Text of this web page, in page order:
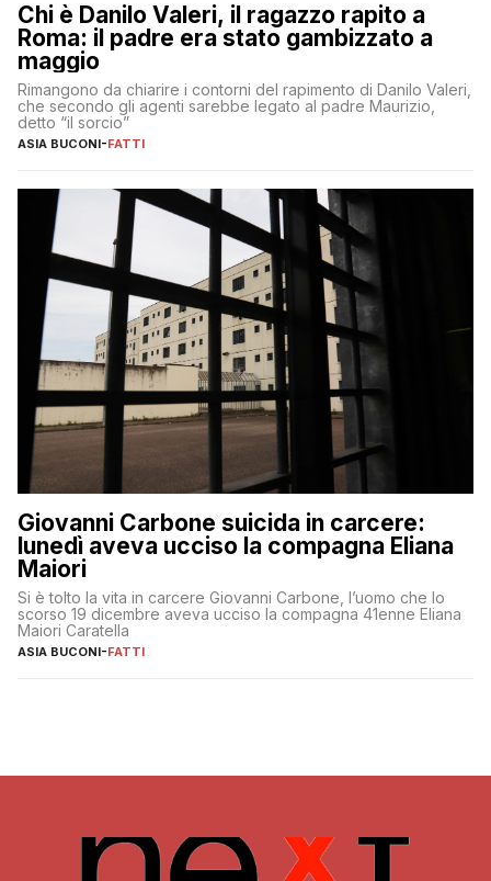
Chi è Danilo Valeri, il ragazzo rapito a
Roma: il padre era stato gambizzato a
maggio
Rimangono da chiarire i contorni del rapimento di Danilo Valeri,
che secondo gli agenti sarebbe legato al padre Maurizio,
detto “il sorcio”
ASIA BUCONI-FATTI
Giovanni Carbone suicida in carcere:
lunedì aveva ucciso la compagna Eliana
Maiori
Si è tolto la vita in carcere Giovanni Carbone, l’uomo che lo
scorso 19 dicembre aveva ucciso la compagna 41enne Eliana
Maiori Caratella
ASIA BUCONI-FATTI